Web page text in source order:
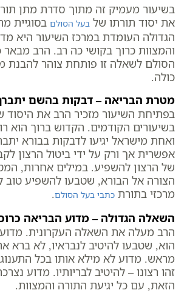
בשיעור מעמיק זה מתוך סדרת מתן
את יסוד תורתו של בעל הסולם בסוגיית
הגדולה העומדת במרכז השיעור היא
והמצוות כרוך בקושי כה רב. הרב
הסולם לשאלה זו פותחת צוהר להבנת
כולה.
מטרת הבריאה – דבקות בהשם
בפתיחת השיעור מזכיר הרב את היסוד
בשיעורים הקודמים. הקדוש ברוך הוא
ואחת מישראל יגיעו לדבקות בבורא
אפשרית אך ורק על ידי ביטול הרצון
של הרצון להשפיע. במילים אחרות,
הצורה אל הבורא, שטבעו להשפיע טוב
מרכזי בתורת כתבי בעל הסולם.
השאלה הגדולה – מדוע הבריאה
הרב מעלה את השאלה העקרונית.
הוא, שטבעו להיטיב לנבראיו, לא
מראש. מדוע לא מילא אותו בכל
זהו רצונו – להיטיב לבריותיו. מדוע
הזאת, עם כל יגיעת התורה והמצוות.